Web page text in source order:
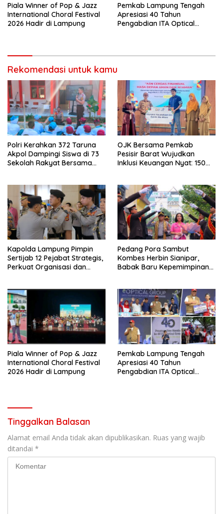
Piala Winner of Pop & Jazz
International Choral Festival
2026 Hadir di Lampung
Pemkab Lampung Tengah
Apresiasi 40 Tahun
Pengabdian ITA Optical
Rekomendasi untuk kamu
Polri Kerahkan 372 Taruna
Akpol Dampingi Siswa di 73
Sekolah Rakyat Bersama
OJK Bersama Pemkab
Pesisir Barat Wujudkan
Inklusi Keuangan Nyat: 150
Kapolda Lampung Pimpin
Sertijab 12 Pejabat Strategis,
Perkuat Organisasi dan
Pedang Pora Sambut
Kombes Herbin Sianipar,
Babak Baru Kepemimpinan
Piala Winner of Pop & Jazz
International Choral Festival
2026 Hadir di Lampung
Pemkab Lampung Tengah
Apresiasi 40 Tahun
Pengabdian ITA Optical
Tinggalkan Balasan
Alamat email Anda tidak akan dipublikasikan. Ruas yang wajib
ditandai *